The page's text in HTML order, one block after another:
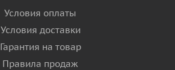
Условия оплаты
Условия доставки
Гарантия на товар
Правила продаж